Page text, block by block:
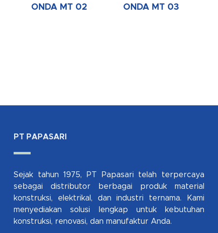
ONDA MT 02 ONDA MT 03
PT PAPASARI
Sejak tahun 1975, PT Papasari telah terpercaya
sebagai distributor berbagai produk material
konstruksi, elektrikal, dan industri ternama. Kami
menyediakan solusi lengkap untuk kebutuhan
konstruksi, renovasi, dan manufaktur Anda.